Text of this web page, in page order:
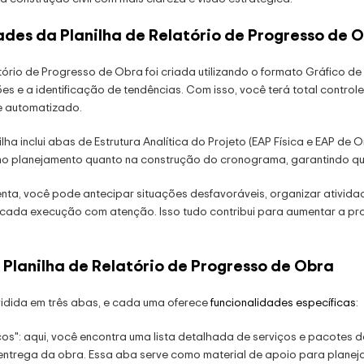
da Planilha de Relatório de Progresso de
de Progresso de Obra foi criada utilizando o formato Gráfico
e a identificação de tendências. Com isso, você terá total
automatizado.
inclui abas de Estrutura Analítica do Projeto (EAP Física e EAP
planejamento quanto na construção do cronograma, garantindo
você pode antecipar situações desfavoráveis, organizar
execução com atenção. Isso tudo contribui para aumentar a
Planilha de Relatório de Progresso de Obra
em três abas, e cada uma oferecefuncionalidades específicas:
aqui, você encontra uma lista detalhada de serviços e pacotes
da obra. Essa aba serve como material de apoio para